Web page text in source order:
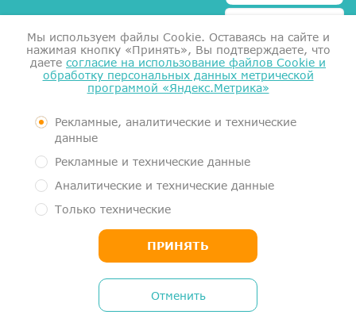
Справка для налоговой
Документы
Контролирующие органы
Пользовательское соглашение
Политика обработки персональных данных
Медицинский центр МеркуриМед. Услуги оказывает Общество с
1161101054663, ИНН 1101058834)
(16, ul. Ordzhonikidze, Syktyvkar, RU 167031, DUNS 362495586)
Мы используем файлы Сookie. Оставаясь на сайте и
нажимая кнопку «Принять», Вы подтверждаете, что
даете согласие на использование файлов Cookie и
обработку персональных данных метрической
программой «Яндекс.Метрика»
Рекламные, аналитические и технические
данные
Рекламные и технические данные
Аналитические и технические данные
Только технические
ПРИНЯТЬ
Отменить